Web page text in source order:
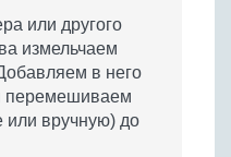
или другого
измельчаем
в него
перемешиваем
или вручную) до